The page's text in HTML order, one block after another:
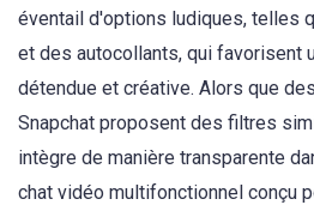
éventail d'options ludiques, telles
et des autocollants, qui favorisent
détendue et créative. Alors que
Snapchat proposent des filtres
intègre de manière transparente
chat vidéo multifonctionnel conçu